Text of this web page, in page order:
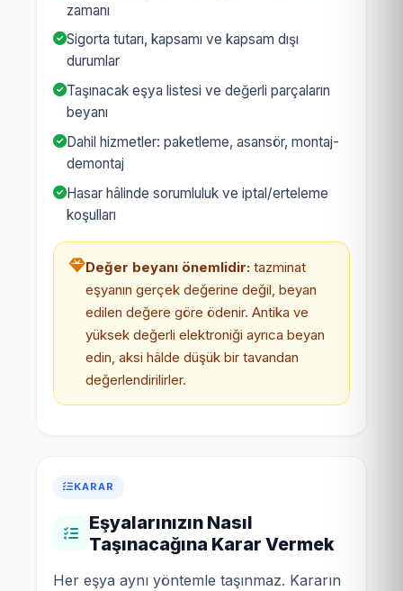
zamanı
Sigorta tutarı, kapsamı ve kapsam dışı
durumlar
Taşınacak eşya listesi ve değerli parçaların
beyanı
Dahil hizmetler: paketleme, asansör, montaj-
demontaj
Hasar hâlinde sorumluluk ve iptal/erteleme
koşulları
Değer beyanı önemlidir: tazminat
eşyanın gerçek değerine değil, beyan
edilen değere göre ödenir. Antika ve
yüksek değerli elektroniği ayrıca beyan
edin, aksi hâlde düşük bir tavandan
değerlendirilirler.
KARAR
Eşyalarınızın Nasıl
Taşınacağına Karar Vermek
Her eşya aynı yöntemle taşınmaz. Kararın